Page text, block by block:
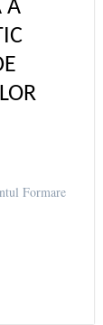
A
Formare